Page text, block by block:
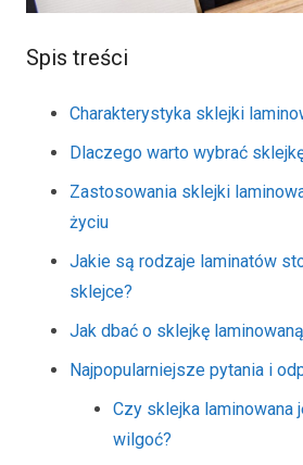
Spis treści
Charakterystyka sklejki
Dlaczego warto wybrać
Zastosowania sklejki
życiu
Jakie są rodzaje laminatów
sklejce?
Jak dbać o sklejkę
Najpopularniejsze pytania i
Czy sklejka laminowana
wilgoć?